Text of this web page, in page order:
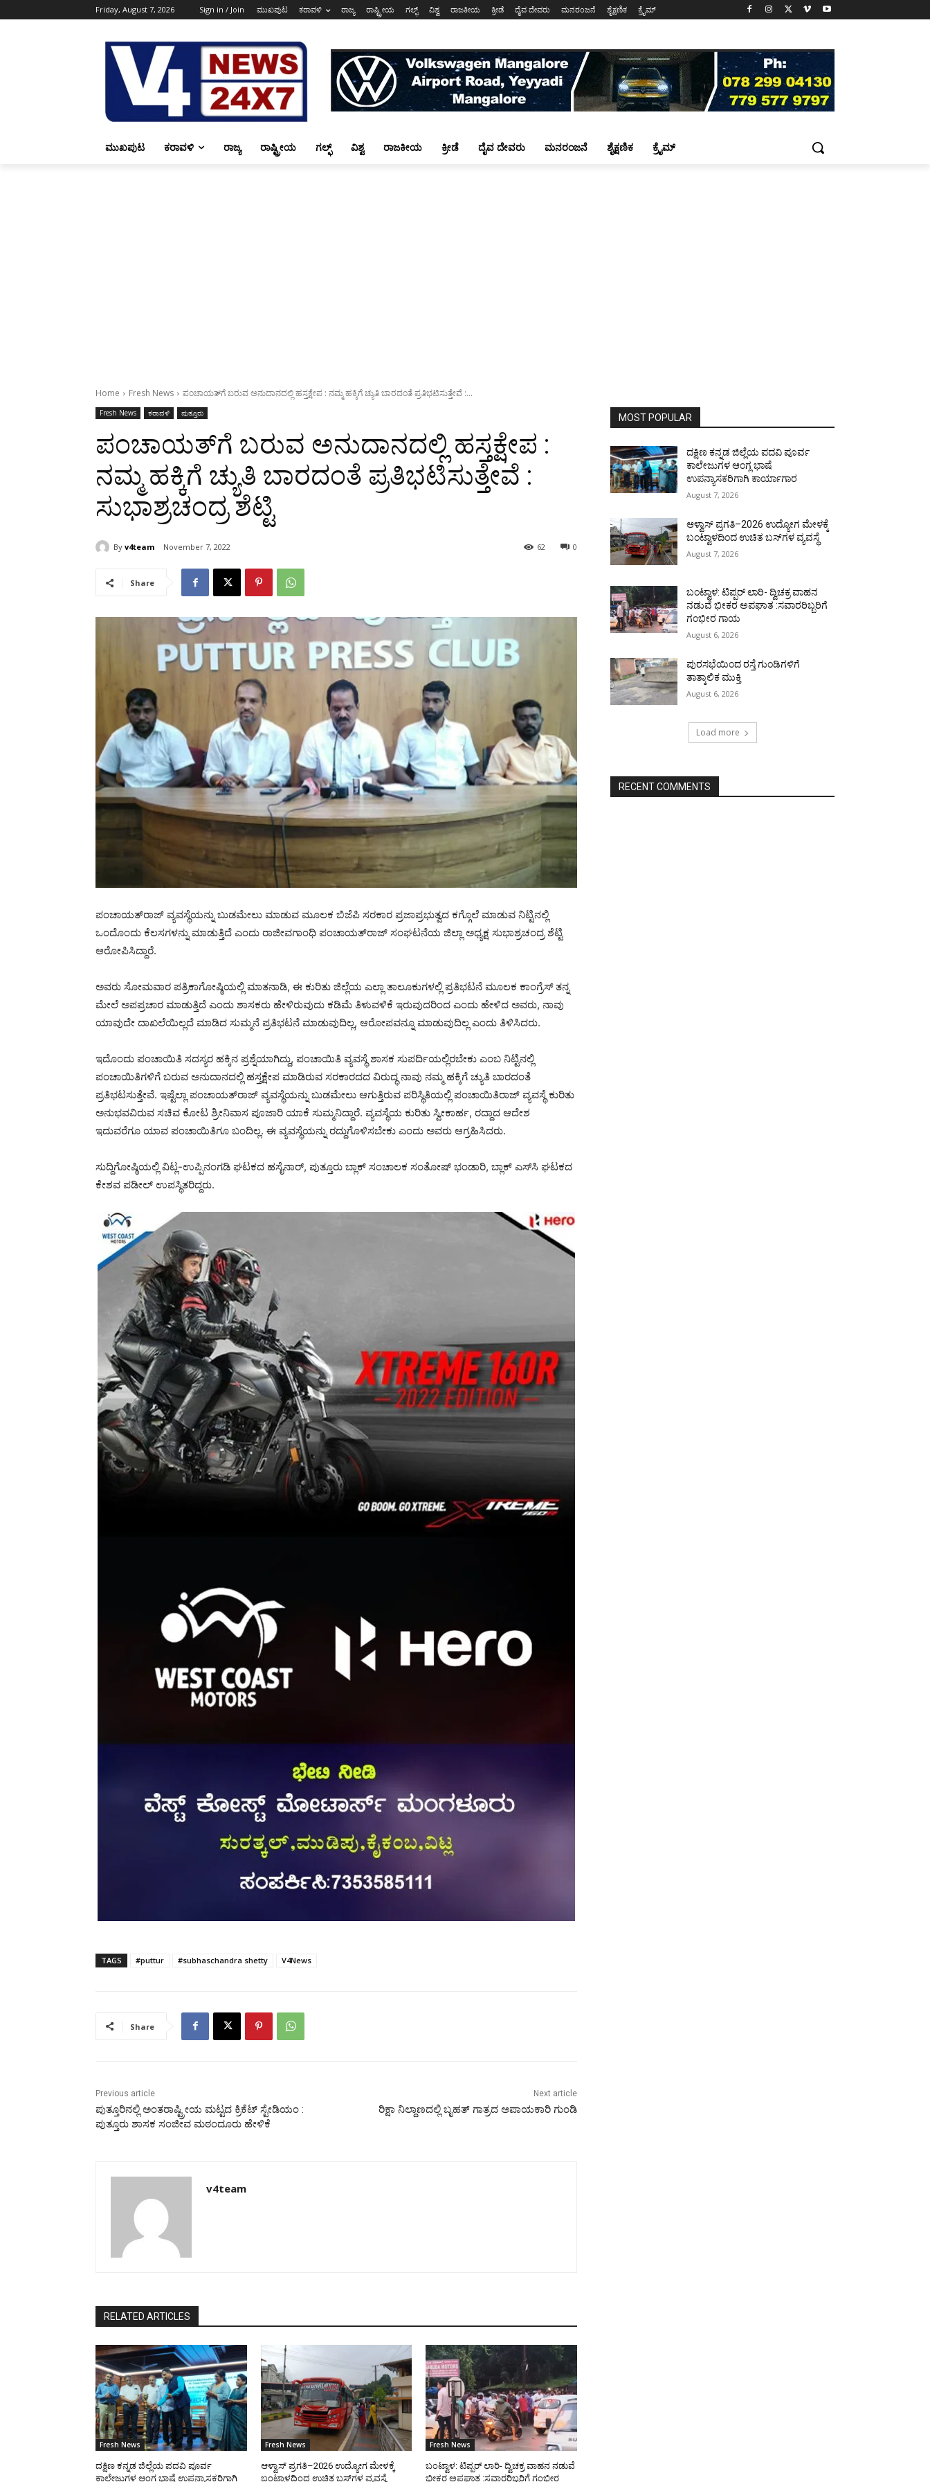
Friday, August 7, 2026 Sign in / Join ಮುಖಪುಟ ಕರಾವಳಿ ರಾಜ್ಯ ರಾಷ್ಟ್ರೀಯ ಗಲ್ಫ್ ವಿಶ್ವ ರಾಜಕೀಯ ಕ್ರೀಡೆ ದೈವ ದೇವರು ಮನರಂಜನೆ ಶೈಕ್ಷಣಿಕ ಕ್ರೈಮ್
ಮುಖಪುಟ ಕರಾವಳಿ ರಾಜ್ಯ ರಾಷ್ಟ್ರೀಯ ಗಲ್ಫ್ ವಿಶ್ವ ರಾಜಕೀಯ ಕ್ರೀಡೆ ದೈವ ದೇವರು ಮನರಂಜನೆ ಶೈಕ್ಷಣಿಕ ಕ್ರೈಮ್
Home Fresh News ಪಂಚಾಯತ್‍ಗೆ ಬರುವ ಅನುದಾನದಲ್ಲಿ ಹಸ್ತಕ್ಷೇಪ : ನಮ್ಮ ಹಕ್ಕಿಗೆ ಚ್ಯುತಿ ಬಾರದಂತೆ ಪ್ರತಿಭಟಿಸುತ್ತೇವೆ :...
Fresh News ಕರಾವಳಿ ಪುತ್ತೂರು
ಪಂಚಾಯತ್‍ಗೆ ಬರುವ ಅನುದಾನದಲ್ಲಿ ಹಸ್ತಕ್ಷೇಪ :
ನಮ್ಮ ಹಕ್ಕಿಗೆ ಚ್ಯುತಿ ಬಾರದಂತೆ ಪ್ರತಿಭಟಿಸುತ್ತೇವೆ :
ಸುಭಾಶ್ರಚಂದ್ರ ಶೆಟ್ಟಿ
By v4team November 7, 2022 0
62
Share
ಪಂಚಾಯತ್‍ರಾಜ್ ವ್ಯವಸ್ಥೆಯನ್ನು ಬುಡಮೇಲು ಮಾಡುವ ಮೂಲಕ ಬಿಜೆಪಿ ಸರಕಾರ ಪ್ರಜಾಪ್ರಭುತ್ವದ ಕಗ್ಗೊಲೆ ಮಾಡುವ ನಿಟ್ಟಿನಲ್ಲಿ
ಒಂದೊಂದು ಕೆಲಸಗಳನ್ನು ಮಾಡುತ್ತಿದೆ ಎಂದು ರಾಜೀವಗಾಂಧಿ ಪಂಚಾಯತ್‍ರಾಜ್ ಸಂಘಟನೆಯ ಜಿಲ್ಲಾ ಅಧ್ಯಕ್ಷ ಸುಭಾಶ್ರಚಂದ್ರ ಶೆಟ್ಟಿ
ಆರೋಪಿಸಿದ್ದಾರೆ.
ಅವರು ಸೋಮವಾರ ಪತ್ರಿಕಾಗೋಷ್ಠಿಯಲ್ಲಿ ಮಾತನಾಡಿ, ಈ ಕುರಿತು ಜಿಲ್ಲೆಯ ಎಲ್ಲಾ ತಾಲೂಕುಗಳಲ್ಲಿ ಪ್ರತಿಭಟನೆ ಮೂಲಕ ಕಾಂಗ್ರೆಸ್ ತನ್ನ
ಮೇಲೆ ಅಪಪ್ರಚಾರ ಮಾಡುತ್ತಿದೆ ಎಂದು ಶಾಸಕರು ಹೇಳಿರುವುದು ಕಡಿಮೆ ತಿಳುವಳಿಕೆ ಇರುವುದರಿಂದ ಎಂದು ಹೇಳಿದ ಅವರು, ನಾವು
ಯಾವುದೇ ದಾಖಲೆಯಿಲ್ಲದೆ ಮಾಡಿದ ಸುಮ್ಮನೆ ಪ್ರತಿಭಟನೆ ಮಾಡುವುದಿಲ್ಲ, ಆರೋಪವನ್ನೂ ಮಾಡುವುದಿಲ್ಲ ಎಂದು ತಿಳಿಸಿದರು.
ಇದೊಂದು ಪಂಚಾಯಿತಿ ಸದಸ್ಯರ ಹಕ್ಕಿನ ಪ್ರಶ್ನೆಯಾಗಿದ್ದು, ಪಂಚಾಯಿತಿ ವ್ಯವಸ್ಥೆ ಶಾಸಕ ಸುಪರ್ದಿಯಲ್ಲಿರಬೇಕು ಎಂಬ ನಿಟ್ಟಿನಲ್ಲಿ
ಪಂಚಾಯಿತಿಗಳಿಗೆ ಬರುವ ಅನುದಾನದಲ್ಲಿ ಹಸ್ತಕ್ಷೇಪ ಮಾಡಿರುವ ಸರಕಾರದದ ವಿರುದ್ಧ ನಾವು ನಮ್ಮ ಹಕ್ಕಿಗೆ ಚ್ಯುತಿ ಬಾರದಂತೆ
ಪ್ರತಿಭಟಸುತ್ತೇವೆ. ಇಷ್ಟೆಲ್ಲಾ ಪಂಚಾಯತ್‍ರಾಜ್ ವ್ಯವಸ್ಥೆಯನ್ನು ಬುಡಮೇಲು ಆಗುತ್ತಿರುವ ಪರಿಸ್ಥಿತಿಯಲ್ಲಿ ಪಂಚಾಯಿತಿರಾಜ್ ವ್ಯವಸ್ಥೆ ಕುರಿತು
ಅನುಭವವಿರುವ ಸಚಿವ ಕೋಟ ಶ್ರೀನಿವಾಸ ಪೂಜಾರಿ ಯಾಕೆ ಸುಮ್ಮನಿದ್ದಾರೆ. ವ್ಯವಸ್ಥೆಯ ಕುರಿತು ಸ್ವೀಕಾರ್ಹ, ರದ್ದಾದ ಆದೇಶ
ಇದುವರೆಗೂ ಯಾವ ಪಂಚಾಯಿತಿಗೂ ಬಂದಿಲ್ಲ. ಈ ವ್ಯವಸ್ಥೆಯನ್ನು ರದ್ದುಗೊಳಿಸಬೇಕು ಎಂದು ಅವರು ಆಗ್ರಹಿಸಿದರು.
ಸುದ್ದಿಗೋಷ್ಠಿಯಲ್ಲಿ ವಿಟ್ಲ-ಉಪ್ಪಿನಂಗಡಿ ಘಟಕದ ಹಸೈನಾರ್, ಪುತ್ತೂರು ಬ್ಲಾಕ್ ಸಂಚಾಲಕ ಸಂತೋಷ್ ಭಂಡಾರಿ, ಬ್ಲಾಕ್ ಎಸ್‍ಸಿ ಘಟಕದ
ಕೇಶವ ಪಡೀಲ್ ಉಪಸ್ಥಿತರಿದ್ದರು.
TAGS #puttur #subhaschandra shetty V4News
Share
Previous article
ಪುತ್ತೂರಿನಲ್ಲಿ ಅಂತರಾಷ್ಟ್ರೀಯ ಮಟ್ಟದ ಕ್ರಿಕೆಟ್ ಸ್ಟೇಡಿಯಂ :
ಪುತ್ತೂರು ಶಾಸಕ ಸಂಜೀವ ಮಠಂದೂರು ಹೇಳಿಕೆ
Next article
ರಿಕ್ಷಾ ನಿಲ್ದಾಣದಲ್ಲಿ ಬೃಹತ್ ಗಾತ್ರದ ಅಪಾಯಕಾರಿ ಗುಂಡಿ
v4team
RELATED ARTICLES
Fresh News
ದಕ್ಷಿಣ ಕನ್ನಡ ಜಿಲ್ಲೆಯ ಪದವಿ ಪೂರ್ವ
ಕಾಲೇಜುಗಳ ಆಂಗ್ಲ ಭಾಷೆ ಉಪನ್ಯಾಸಕರಿಗಾಗಿ
Fresh News
ಆಳ್ವಾಸ್ ಪ್ರಗತಿ–2026 ಉದ್ಯೋಗ ಮೇಳಕ್ಕೆ
ಬಂಟ್ವಾಳದಿಂದ ಉಚಿತ ಬಸ್‌ಗಳ ವ್ಯವಸ್ಥೆ
Fresh News
ಬಂಟ್ವಾಳ: ಟಿಪ್ಪರ್ ಲಾರಿ- ದ್ವಿಚಕ್ರ ವಾಹನ ನಡುವೆ
ಭೀಕರ ಅಪಘಾತ :ಸವಾರರಿಬ್ಬರಿಗೆ ಗಂಭೀರ
MOST POPULAR
ದಕ್ಷಿಣ ಕನ್ನಡ ಜಿಲ್ಲೆಯ ಪದವಿ ಪೂರ್ವ
ಕಾಲೇಜುಗಳ ಆಂಗ್ಲ ಭಾಷೆ
ಉಪನ್ಯಾಸಕರಿಗಾಗಿ ಕಾರ್ಯಾಗಾರ
August 7, 2026
ಆಳ್ವಾಸ್ ಪ್ರಗತಿ–2026 ಉದ್ಯೋಗ ಮೇಳಕ್ಕೆ
ಬಂಟ್ವಾಳದಿಂದ ಉಚಿತ ಬಸ್‌ಗಳ ವ್ಯವಸ್ಥೆ
August 7, 2026
ಬಂಟ್ವಾಳ: ಟಿಪ್ಪರ್ ಲಾರಿ- ದ್ವಿಚಕ್ರ ವಾಹನ
ನಡುವೆ ಭೀಕರ ಅಪಘಾತ :ಸವಾರರಿಬ್ಬರಿಗೆ
ಗಂಭೀರ ಗಾಯ
August 6, 2026
ಪುರಸಭೆಯಿಂದ ರಸ್ತೆ ಗುಂಡಿಗಳಿಗೆ
ತಾತ್ಕಾಲಿಕ ಮುಕ್ತಿ
August 6, 2026
Load more
RECENT COMMENTS